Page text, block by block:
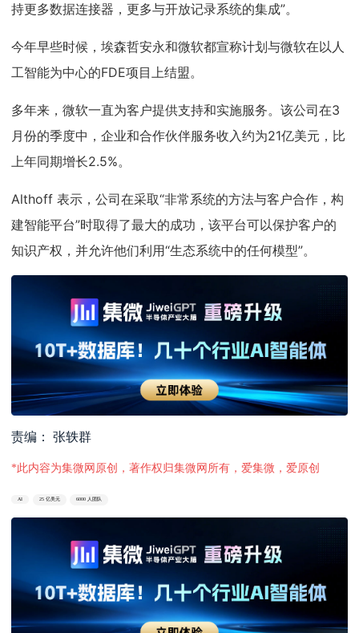
持更多数据连接器，更多与开放记录系统的集成”。
今年早些时候，埃森哲安永和微软都宣称计划与微软在以人
工智能为中心的FDE项目上结盟。
多年来，微软一直为客户提供支持和实施服务。该公司在3
月份的季度中，企业和合作伙伴服务收入约为21亿美元，比
上年同期增长2.5%。
Althoff 表示，公司在采取“非常系统的方法与客户合作，构
建智能平台”时取得了最大的成功，该平台可以保护客户的
知识产权，并允许他们利用“生态系统中的任何模型”。
责编： 张轶群
*此内容为集微网原创，著作权归集微网所有，爱集微，爱原创
AI 25 亿美元 6000 人团队